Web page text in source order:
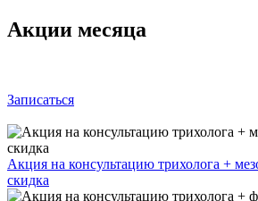
Акции месяца
Записаться
Акция на консультацию трихолога +
скидка